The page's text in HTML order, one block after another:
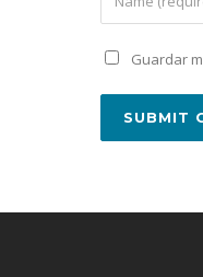
Guardar